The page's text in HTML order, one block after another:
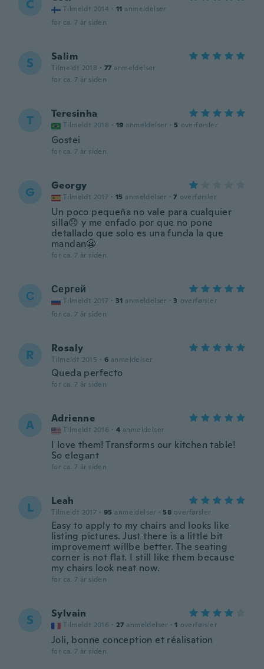
C Tilmeldt 2014 · 11 anmeldelser
for ca. 7 år siden
S Salim
Tilmeldt 2018 · 77 anmeldelser
for ca. 7 år siden
T Teresinha
Tilmeldt 2018 · 19 anmeldelser · 5 overførsler
Gostei
for ca. 7 år siden
G Georgy
Tilmeldt 2017 · 15 anmeldelser · 7 overførsler
Un poco pequeña no vale para cualquier
silla😞 y me enfado por que no pone
detallado que solo es una funda la que
mandan😬
for ca. 7 år siden
С Сергей
Tilmeldt 2017 · 31 anmeldelser · 3 overførsler
for ca. 7 år siden
R Rosaly
Tilmeldt 2015 · 6 anmeldelser
Queda perfecto
for ca. 7 år siden
A Adrienne
Tilmeldt 2016 · 4 anmeldelser
I love them! Transforms our kitchen table!
So elegant
for ca. 7 år siden
L Leah
Tilmeldt 2017 · 95 anmeldelser · 58 overførsler
Easy to apply to my chairs and looks like
listing pictures. Just there is a little bit
improvement willbe better. The seating
corner is not flat. I still like them because
my chairs look neat now.
for ca. 7 år siden
S Sylvain
Tilmeldt 2016 · 27 anmeldelser · 1 overførsler
Joli, bonne conception et réalisation
for ca. 7 år siden